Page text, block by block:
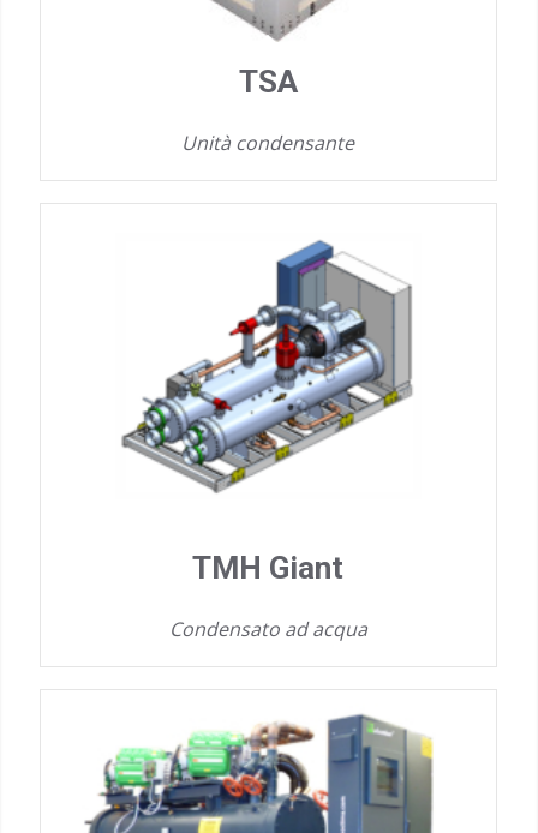
TSA
Unità condensante
TMH Giant
Condensato ad acqua